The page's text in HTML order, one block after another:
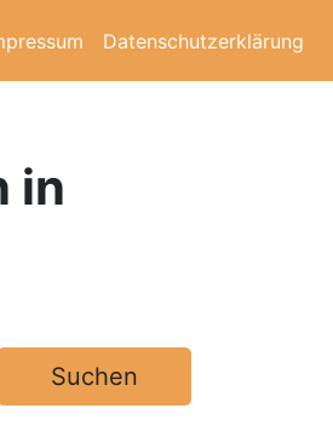
Datenschutzerklärung
in
Suchen